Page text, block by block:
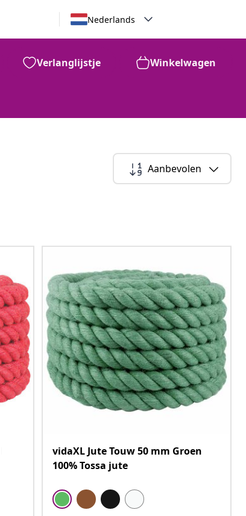
Nederlands
Verlanglijstje Winkelwagen
Aanbevolen
vidaXL Jute Touw 50 mm Groen
100% Tossa jute